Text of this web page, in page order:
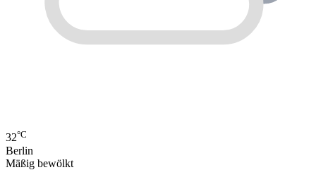
32°C
Berlin
Mäßig bewölkt